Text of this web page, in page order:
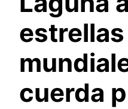
estrellas
cuerda